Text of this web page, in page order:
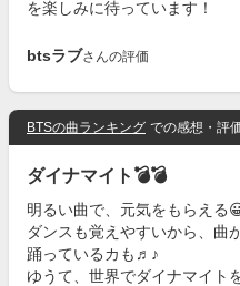
を楽しみに待っています！
btsラブさんの評価
BTSの曲ランキング での感想・評
ダイナマイト💣💣
明るい曲で、元気をもらえる
ダンスも覚えやすいから、曲
踊っているカも♬♪
ゆうて、世界でダイナマイト